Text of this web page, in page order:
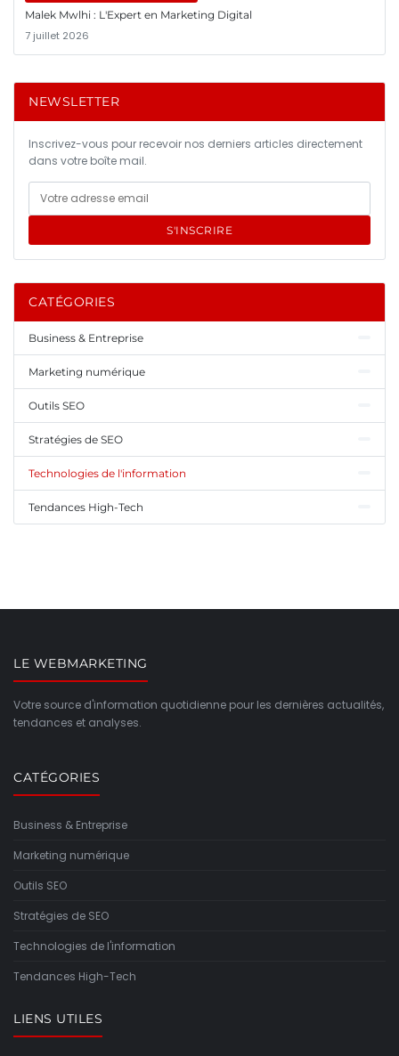
Malek Mwlhi : L'Expert en Marketing Digital
7 juillet 2026
NEWSLETTER
Inscrivez-vous pour recevoir nos derniers articles directement
dans votre boîte mail.
S'INSCRIRE
CATÉGORIES
Business & Entreprise
Marketing numérique
Outils SEO
Stratégies de SEO
Technologies de l'information
Tendances High-Tech
LE WEBMARKETING
Votre source d'information quotidienne pour les dernières actualités,
tendances et analyses.
CATÉGORIES
Business & Entreprise
Marketing numérique
Outils SEO
Stratégies de SEO
Technologies de l'information
Tendances High-Tech
LIENS UTILES